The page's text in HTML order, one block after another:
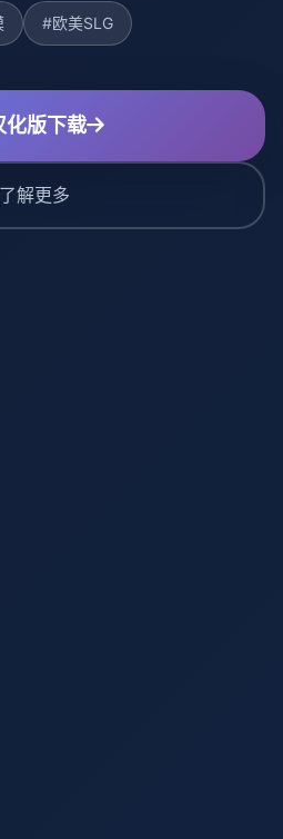
#欧美SLG
化版下载
了解更多